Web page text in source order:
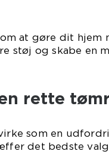
at gøre dit hjem
støj og skabe en
rette
som en
det bedste